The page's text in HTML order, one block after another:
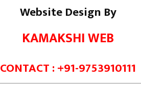
Website Design By
KAMAKSHI WEB
CONTACT : +91-9753910111